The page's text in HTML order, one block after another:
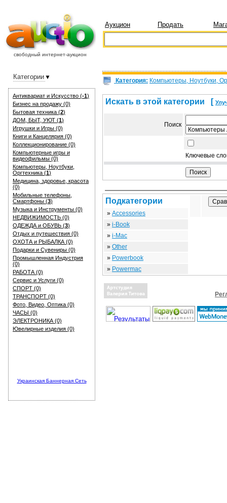
свободный интернет-аукцион
Аукцион Продать
Антиквариат и Искуcство (-1)
Бизнес на продажу (0)
Бытовая техника (2)
ДОМ, БЫТ, УЮТ (1)
Игрушки и Игры (0)
Книги и Канцелярия (0)
Коллекционирование (0)
Компьютерные игры и
видеофильмы (0)
Компьютеры, Ноутбуки,
Оргтехника (1)
Медицина, здоровье, красота
(0)
Мобильные телефоны,
Смартфоны (3)
Музыка и Инструменты (0)
НЕДВИЖИМОСТЬ (0)
ОДЕЖДА и ОБУВЬ (3)
Отдых и путешествия (0)
ОХОТА и РЫБАЛКА (0)
Подарки и Сувениры (0)
Промышленная Индустрия
(0)
РАБОТА (0)
Сервис и Услуги (0)
СПОРТ (0)
ТРАНСПОРТ (0)
Фото, Видео, Оптика (0)
ЧАСЫ (0)
ЭЛЕКТРОНИКА (0)
Ювелирные изделия (0)
Украинская Баннерная Сеть
Категории Категория: Компьютеры, Ноутбуки,
Искать в этой категории [
Поиск
Ключевые
Подкатегории
» Accessories
» i-Book
» i-Mac
» Other
» Powerbook
» Powermac